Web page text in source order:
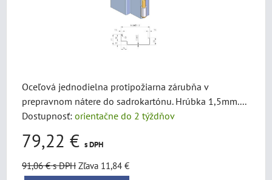
Oceľová jednodielna protipožiarna zárubňa v
prepravnom nátere do sadrokartónu. Hrúbka 1,5mm....
Dostupnosť: orientačne do 2 týždňov
79,22 € s DPH
91,06 €s DPH Zľava 11,84 €